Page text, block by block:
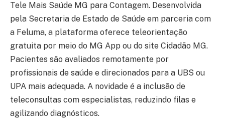
Tele Mais Saúde MG para Contagem. Desenvolvida
pela Secretaria de Estado de Saúde em parceria com
a Feluma, a plataforma oferece teleorientação
gratuita por meio do MG App ou do site Cidadão MG.
Pacientes são avaliados remotamente por
profissionais de saúde e direcionados para a UBS ou
UPA mais adequada. A novidade é a inclusão de
teleconsultas com especialistas, reduzindo filas e
agilizando diagnósticos.